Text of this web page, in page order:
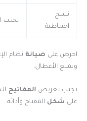
نسخ
احتياطية
تجنب
احرص على صيانة نظام
ويمنع الأعطال.
تجنب تعريض المفاتيح
على شكل المفتاح وأدائه.